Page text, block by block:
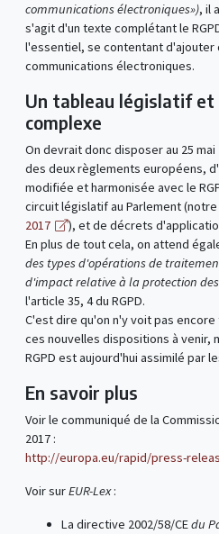
communications électroniques»), il
s'agit d'un texte complétant le
l'essentiel, se contentant
communications électroniques.
Un tableau législatif
complexe
On devrait donc disposer au 25
des deux règlements européens,
modifiée et harmonisée avec le
circuit législatif au Parlement (notre
2017
), et de décrets
En plus de tout cela, on attend
des types d'opérations de
d'impact relative à la protection
l'article 35, 4 du RGPD.
C'est dire qu'on n'y voit pas
ces nouvelles dispositions à venir,
RGPD est aujourd'hui assimilé par
En savoir plus
Voir le communiqué de la
2017 :
http://europa.eu/rapid/press-
Voir surEUR-Lex:
La directive 2002/58/CEdu